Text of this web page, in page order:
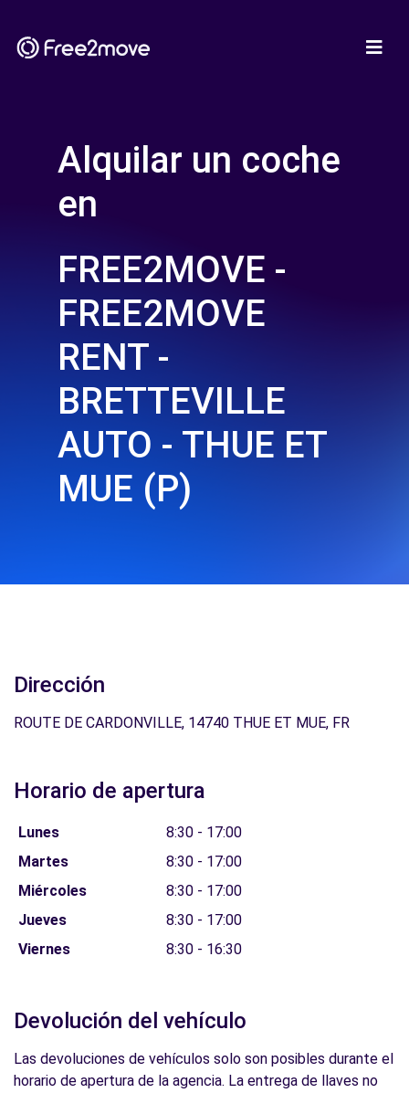
Alquilar un coche
en
FREE2MOVE -
FREE2MOVE
RENT -
BRETTEVILLE
AUTO - THUE ET
MUE (P)
Dirección
ROUTE DE CARDONVILLE, 14740 THUE ET MUE, FR
Horario de apertura
Lunes
8:30 - 17:00
Martes
8:30 - 17:00
Miércoles
8:30 - 17:00
Jueves
8:30 - 17:00
Viernes
8:30 - 16:30
Devolución del vehículo
Las devoluciones de vehículos solo son posibles durante el
horario de apertura de la agencia. La entrega de llaves no